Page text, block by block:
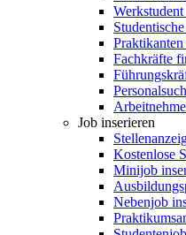
Fachkräfte
Job inserieren
Kostenlose
Minijob
Nebenjob